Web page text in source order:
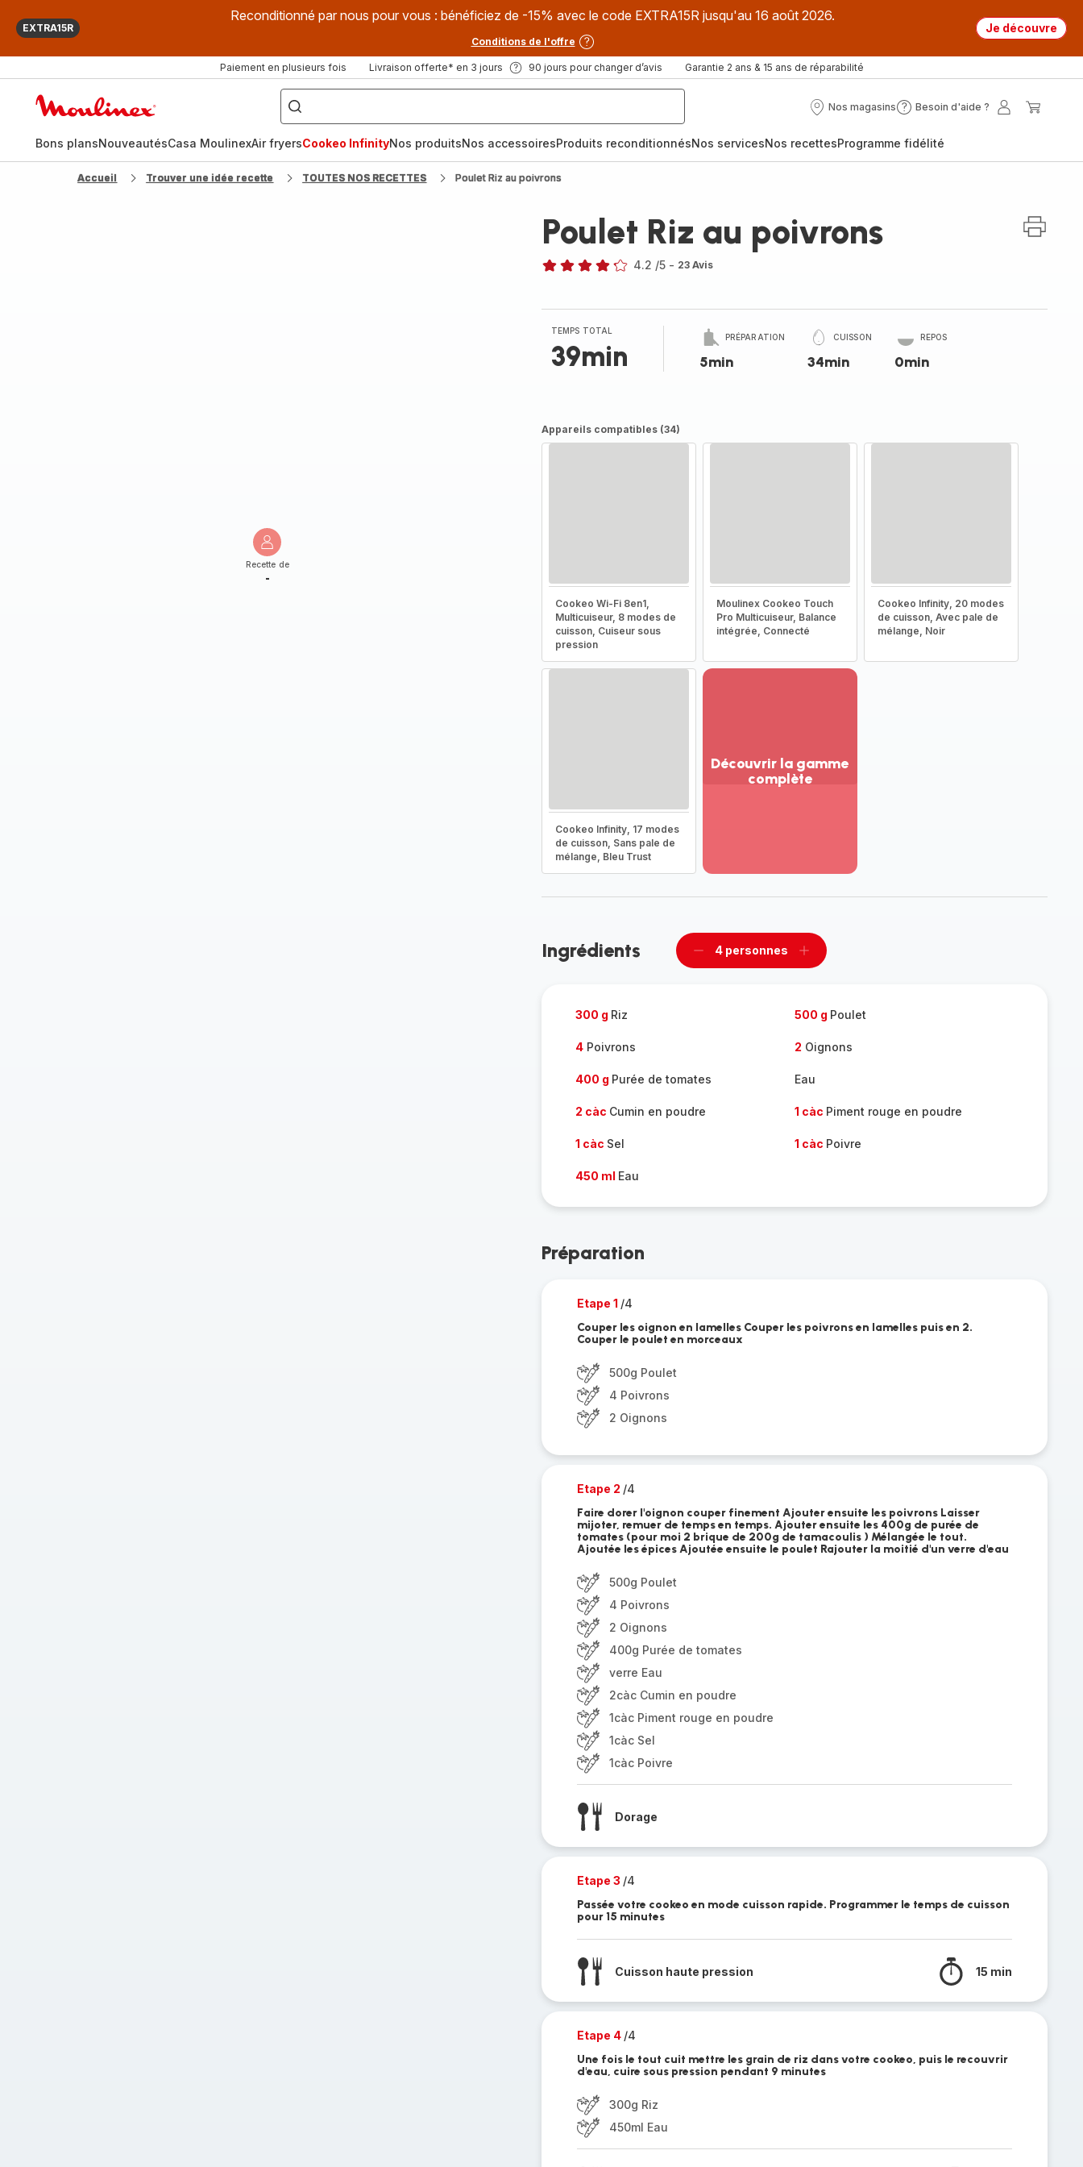
EXTRA15R
Reconditionné par nous pour vous : bénéficiez de -15% avec le code EXTRA15R jusqu'au 16 août 2026.
Conditions de l'offre
Je découvre
Paiement en plusieurs fois Livraison offerte* en 3 jours 90 jours pour changer d’avis Garantie 2 ans & 15 ans de réparabilité
["Que
recherchez-
vous
?",
fryer",
"Companion"]
Nos magasins
Nos
Besoin d'aide ?
Besoin
?
Mon
Bons plansNouveautésCasa MoulinexAir fryersCookeo InfinityNos produitsNos accessoiresProduits reconditionnésNos servicesNos recettesProgramme fidélité
Accueil Trouver une idée recette TOUTES NOS RECETTES Poulet Riz au poivrons
Recette de
-
Poulet Riz au poivrons
4.2 /5 - 23 Avis
TEMPS TOTAL
39min
PRÉPARATION
5min
CUISSON
34min
REPOS
0min
Appareils compatibles (34)
Cookeo Wi-Fi 8en1,
Multicuiseur, 8 modes de
cuisson, Cuiseur sous
pression
Moulinex Cookeo Touch
Pro Multicuiseur, Balance
intégrée, Connecté
Cookeo Infinity, 20 modes
de cuisson, Avec pale de
mélange, Noir
Cookeo Infinity, 17 modes
de cuisson, Sans pale de
mélange, Bleu Trust
Découvrir la gamme
complète
gamme
Ingrédients
Supprimer
4 personnes
Ajouter
300 g Riz 500 g Poulet
4Poivrons 2 Oignons
400 g Purée de tomates Eau
2 càc Cumin en poudre 1 càc Piment rouge en poudre
1 càc Sel 1 càc Poivre
450 ml Eau
Préparation
Etape 1 /4
Couper les oignon en lamelles Couper les poivrons en lamelles puis en 2.
Couper le poulet en morceaux
500g Poulet
4 Poivrons
2 Oignons
Etape 2 /4
Faire dorer l'oignon couper finement Ajouter ensuite les poivrons Laisser
mijoter, remuer de temps en temps. Ajouter ensuite les 400g de purée de
tomates (pour moi 2 brique de 200g de tamacoulis ) Mélangée le tout.
Ajoutée les épices Ajoutée ensuite le poulet Rajouter la moitié d'un verre d'eau
500g Poulet
4 Poivrons
2 Oignons
400g Purée de tomates
verre Eau
2càc Cumin en poudre
1càc Piment rouge en poudre
1càc Sel
1càc Poivre
Dorage
Etape 3 /4
Passée votre cookeo en mode cuisson rapide. Programmer le temps de cuisson
pour 15 minutes
Cuisson haute pression 15 min
Etape 4 /4
Une fois le tout cuit mettre les grain de riz dans votre cookeo, puis le recouvrir
d'eau, cuire sous pression pendant 9 minutes
300g Riz
450ml Eau